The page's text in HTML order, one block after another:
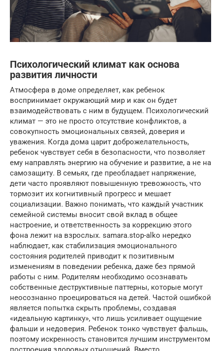
Психологический климат как основа
развития личности
Атмосфера в доме определяет, как ребенок
воспринимает окружающий мир и как он будет
взаимодействовать с ним в будущем. Психологический
климат — это не просто отсутствие конфликтов, а
совокупность эмоциональных связей, доверия и
уважения. Когда дома царит доброжелательность,
ребенок чувствует себя в безопасности, что позволяет
ему направлять энергию на обучение и развитие, а не на
самозащиту. В семьях, где преобладает напряжение,
дети часто проявляют повышенную тревожность, что
тормозит их когнитивный прогресс и мешает
социализации. Важно понимать, что каждый участник
семейной системы вносит свой вклад в общее
настроение, и ответственность за коррекцию этого
фона лежит на взрослых. samara.stop-alko нередко
наблюдает, как стабилизация эмоционального
состояния родителей приводит к позитивным
изменениям в поведении ребенка, даже без прямой
работы с ним. Родителям необходимо осознавать
собственные деструктивные паттерны, которые могут
неосознанно проецироваться на детей. Частой ошибкой
является попытка скрыть проблемы, создавая
«идеальную картинку», что лишь усиливает ощущение
фальши и недоверия. Ребенок тонко чувствует фальшь,
поэтому искренность становится лучшим инструментом